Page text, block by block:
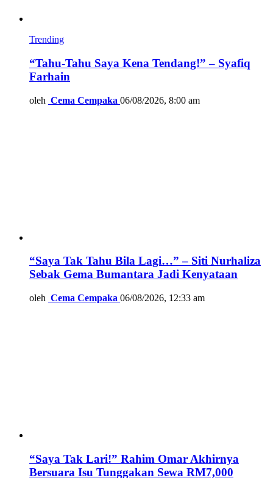
Trending
“Tahu-Tahu Saya Kena Tendang!” – Syafiq
Farhain
oleh Cema Cempaka 06/08/2026, 8:00 am
“Saya Tak Tahu Bila Lagi…” – Siti Nurhaliza
Sebak Gema Bumantara Jadi Kenyataan
oleh Cema Cempaka 06/08/2026, 12:33 am
“Saya Tak Lari!” Rahim Omar Akhirnya
Bersuara Isu Tunggakan Sewa RM7,000